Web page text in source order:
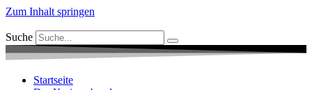
Zum Inhalt springen
Suche
Startseite